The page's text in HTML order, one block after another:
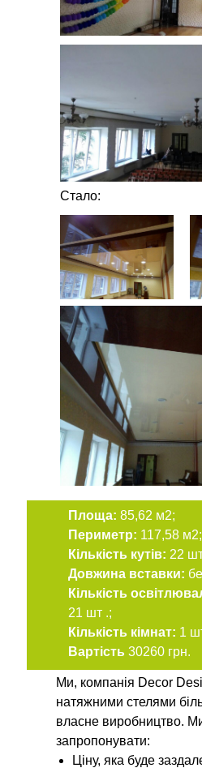
Стало:
Площа: 85,62 м2;
Периметр: 117,58 м2;
Кількість кутів: 22
Довжина вставки:
Кількість
21 шт .;
Кількість кімнат: 1
Вартість 30260 грн.
Ми, компанія Decor
натяжними стелями
власне виробництво.
запропонувати:
Ціну, яка буде